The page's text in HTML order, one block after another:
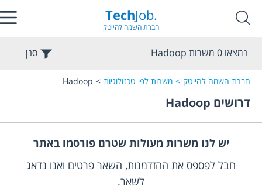
TechJob.
חברת השמה להייטק
חברת השמה להייטק משרות לפי טכנולוגיות Hadoop
דרושים Hadoop
נמצאו 0 משרות Hadoop סנן
יש לנו משרות מעולות שטרם פורסמו באתר
חבל לפספס את ההזדמנות, השאר פרטים ואנו נדאג
לשאר.